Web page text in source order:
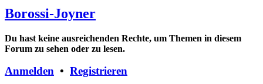
Borossi-Joyner
Du hast keine ausreichenden Rechte, um Themen in diesem
Forum zu sehen oder zu lesen.
Anmelden • Registrieren